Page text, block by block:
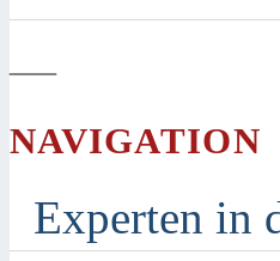
—
NAVIGATION
Experten in